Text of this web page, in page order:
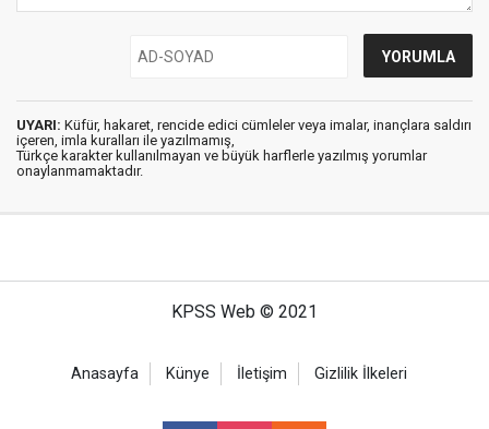
UYARI: Küfür, hakaret, rencide edici cümleler veya imalar, inançlara saldırı
içeren, imla kuralları ile yazılmamış,
Türkçe karakter kullanılmayan ve büyük harflerle yazılmış yorumlar
onaylanmamaktadır.
KPSS Web © 2021
Anasayfa Künye İletişim Gizlilik İlkeleri